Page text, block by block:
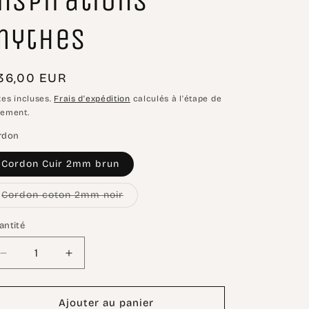
EUR
incluses. Frais d'expédition calculés à l'étape de
Cordon Cuir 2mm brun
Cordon coton 2mm noirVariante
Réduire
la
quantité
Augmenter
la
quantité
de
Ajouter au panier